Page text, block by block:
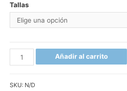
Tallas
Añadir al carrito
SKU: N/D